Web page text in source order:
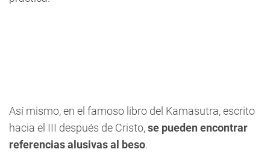
Así mismo, en el famoso libro del Kamasutra, escrito
hacia el III después de Cristo,se pueden encontrar
referencias alusivas al beso.